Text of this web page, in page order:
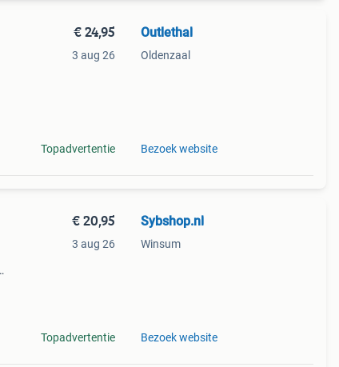
€ 24,95
3 aug 26
Topadvertentie
Outlethal
Oldenzaal
Bezoek website
€ 20,95
3 aug 26
Topadvertentie
Sybshop.nl
Winsum
Bezoek website